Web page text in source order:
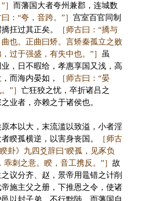
而藩国大者夸州兼郡，连城数
曰：“夸，音跨。”］ 宫室百官同制
抂过其正矣。
［师古曰：“撟与
也。正曲曰矫。言矫秦孤立之败
过于强盛，有失中也。”］
虽
，日不暇给，孝惠享国又浅，高
而海内晏如，
［师古曰：“晏
”］ 亡狂狡之忧，卒折诸吕之
业者，亦赖之于诸侯也。
以大，末流滥以致溢，小者淫
睽孤横逆，以害身丧国。
［师古
卦》九四爻辞曰‘睽孤，见豕负
乖刺之意。睽，音工携反。”］ 故
议分齐、赵，景帝用鼂错之计削
施主父之册，下推恩之令，使诸
以封子弟，不行黜陟，而藩国自